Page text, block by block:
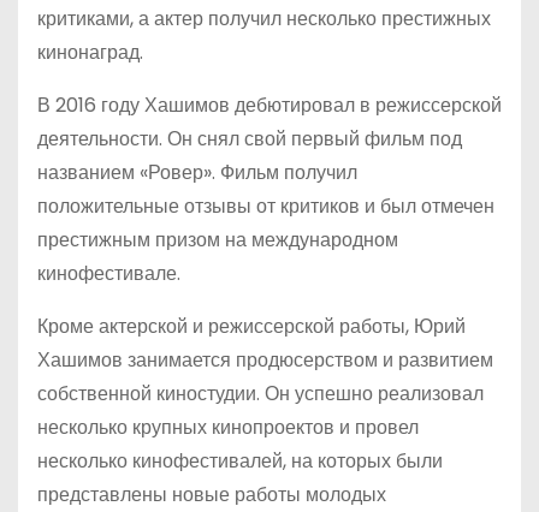
критиками, а актер получил несколько престижных
кинонаград.
В 2016 году Хашимов дебютировал в режиссерской
деятельности. Он снял свой первый фильм под
названием «Ровер». Фильм получил
положительные отзывы от критиков и был отмечен
престижным призом на международном
кинофестивале.
Кроме актерской и режиссерской работы, Юрий
Хашимов занимается продюсерством и развитием
собственной киностудии. Он успешно реализовал
несколько крупных кинопроектов и провел
несколько кинофестивалей, на которых были
представлены новые работы молодых